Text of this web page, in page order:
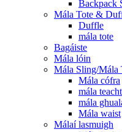
Backpack
Mála Tote &
Duffle
mála tote
Bagáiste
Mála lóin
Mála Sling/Mála
Mála cófra
mála
mála
Mála waist
Málaí lasmuigh